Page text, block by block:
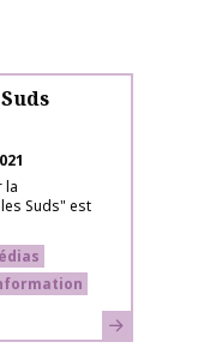
la
Suds" est
En savoir plus